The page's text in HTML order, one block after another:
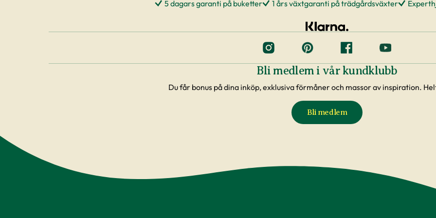
5 dagars garanti på buketter 1 års växtgaranti på trädgårdsväxter
Bli medlem i vår kundklubb
Du får bonus på dina inköp, exklusiva förmåner och massor av inspiration.
Bli medlem